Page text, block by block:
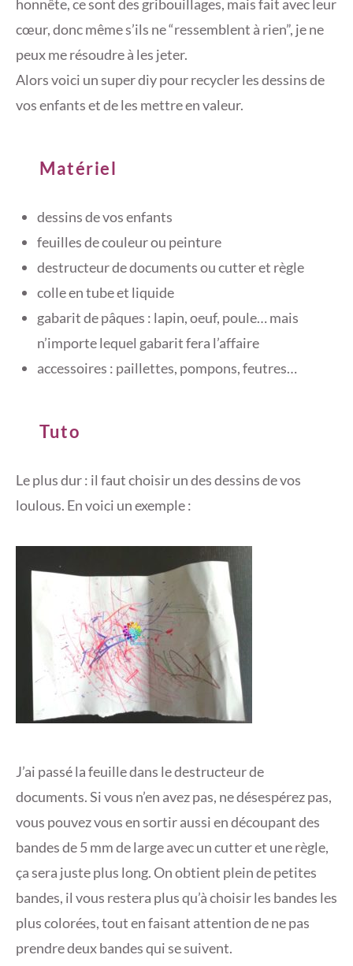
honnête, ce sont des gribouillages, mais fait avec leur
cœur, donc même s’ils ne “ressemblent à rien”, je ne
peux me résoudre à les jeter.
Alors voici un super diy pour recycler les dessins de
vos enfants et de les mettre en valeur.
Matériel
dessins de vos enfants
feuilles de couleur ou peinture
destructeur de documents ou cutter et règle
colle en tube et liquide
gabarit de pâques : lapin, oeuf, poule… mais
n’importe lequel gabarit fera l’affaire
accessoires : paillettes, pompons, feutres…
Tuto
Le plus dur : il faut choisir un des dessins de vos
loulous. En voici un exemple :
J’ai passé la feuille dans le destructeur de
documents. Si vous n’en avez pas, ne désespérez pas,
vous pouvez vous en sortir aussi en découpant des
bandes de 5 mm de large avec un cutter et une règle,
ça sera juste plus long. On obtient plein de petites
bandes, il vous restera plus qu’à choisir les bandes les
plus colorées, tout en faisant attention de ne pas
prendre deux bandes qui se suivent.